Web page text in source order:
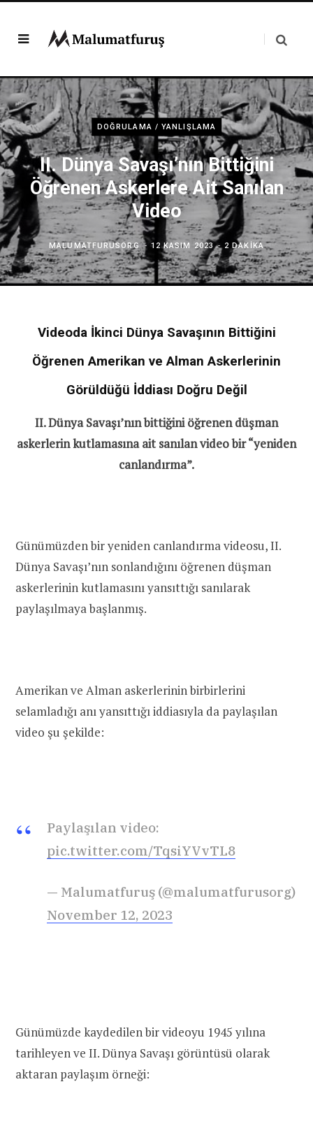
DOĞRULAMA / YANLIŞLAMA
II. Dünya Savaşı’nın Bittiğini
Öğrenen Askerlere Ait Sanılan
Video
MALUMATFURUSORG 12 KASIM 2023 2 DAKIKA
Videoda İkinci Dünya Savaşının Bittiğini
Öğrenen Amerikan ve Alman Askerlerinin
Görüldüğü İddiası Doğru Değil
II. Dünya Savaşı’nın bittiğini öğrenen düşman
askerlerin kutlamasına ait sanılan video bir “yeniden
canlandırma”.
Günümüzden bir yeniden canlandırma videosu, II.
Dünya Savaşı’nın sonlandığını öğrenen düşman
askerlerinin kutlamasını yansıttığı sanılarak
paylaşılmaya başlanmış.
Amerikan ve Alman askerlerinin birbirlerini
selamladığı anı yansıttığı iddiasıyla da paylaşılan
video şu şekilde:
Paylaşılan video:
pic.twitter.com/TqsiYVvTL8
— Malumatfuruş (@malumatfurusorg)
November 12, 2023
Günümüzde kaydedilen bir videoyu 1945 yılına
tarihleyen ve II. Dünya Savaşı görüntüsü olarak
aktaran paylaşım örneği: